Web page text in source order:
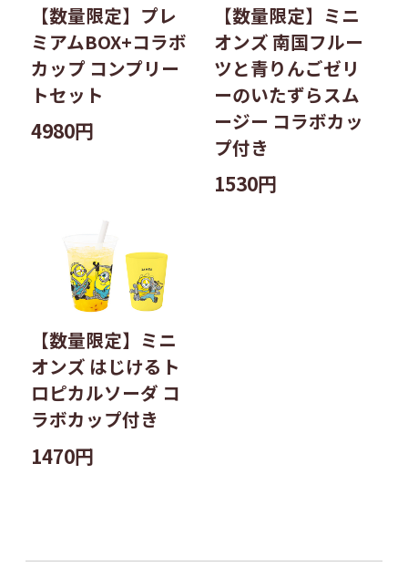
【数量限定】プレ
ミアムBOX+コラボ
カップ コンプリー
トセット
4980円
【数量限定】ミニ
オンズ 南国フルー
ツと青りんごゼリ
ーのいたずらスム
ージー コラボカッ
プ付き
1530円
【数量限定】ミニ
オンズ はじけるト
ロピカルソーダ コ
ラボカップ付き
1470円